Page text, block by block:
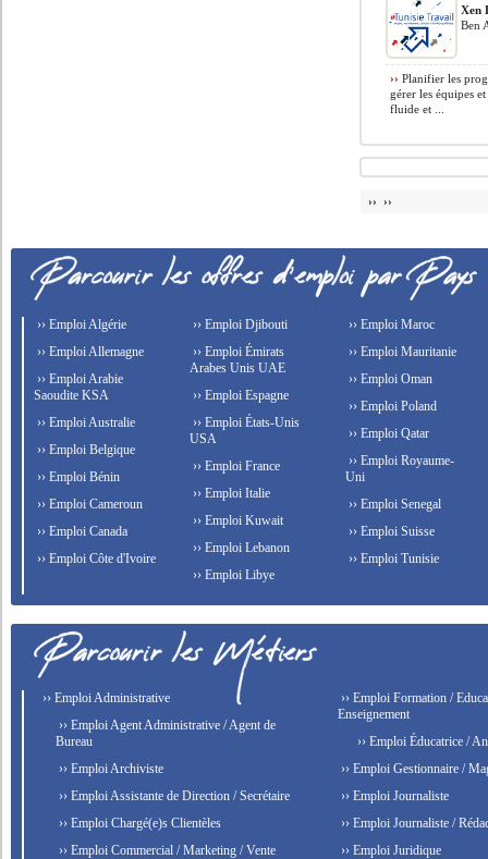
Xen
Ben
›› Planifier les
gérer les équipes
fluide et ...
›› ››
›› Emploi Algérie
›› Emploi Allemagne
›› Emploi Arabie
Saoudite KSA
›› Emploi Australie
›› Emploi Belgique
›› Emploi Bénin
›› Emploi Cameroun
›› Emploi Canada
›› Emploi Côte d'Ivoire
›› Emploi Djibouti
›› Emploi Émirats
Arabes Unis UAE
›› Emploi Espagne
›› Emploi États-Unis
USA
›› Emploi France
›› Emploi Italie
›› Emploi Kuwait
›› Emploi Lebanon
›› Emploi Libye
›› Emploi Maroc
›› Emploi Mauritanie
›› Emploi Oman
›› Emploi Poland
›› Emploi Qatar
›› Emploi Royaume-
Uni
›› Emploi Senegal
›› Emploi Suisse
›› Emploi Tunisie
›› Emploi Administrative
›› Emploi Agent Administrative / Agent de
Bureau
›› Emploi Archiviste
›› Emploi Assistante de Direction / Secrétaire
›› Emploi Chargé(e)s Clientèles
›› Emploi Commercial / Marketing / Vente
›› Emploi Formation /
Enseignement
›› Emploi Éducatrice /
›› Emploi Gestionnaire /
›› Emploi Journaliste
›› Emploi Journaliste /
›› Emploi Juridique